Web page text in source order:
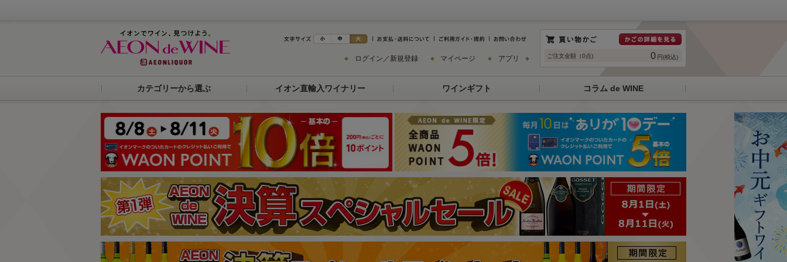
ご注文金額（0点) 0 円(税込)
ログイン／新規登録 マイページ アプリ
カテゴリーから選ぶ イオン直輸入ワイナリー ワインギフト コラム de WINE